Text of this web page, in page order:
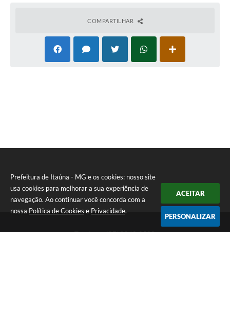
Prefeitura de Itaúna - MG e os cookies: nosso site
usa cookies para melhorar a sua experiência de
navegação. Ao continuar você concorda com a
nossa Política de Cookies e Privacidade.
ACEITAR
PERSONALIZAR
COMPARTILHAR
Telefone: (37) 3249-9500